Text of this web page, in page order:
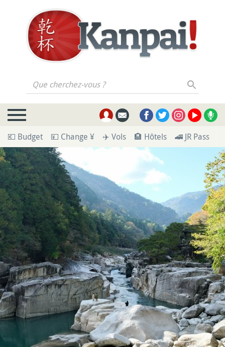
Que cherchez-vous ?
💶 Budget 💴 Change ¥ ✈️ Vols 🏨 Hôtels 🚄 JR Pass